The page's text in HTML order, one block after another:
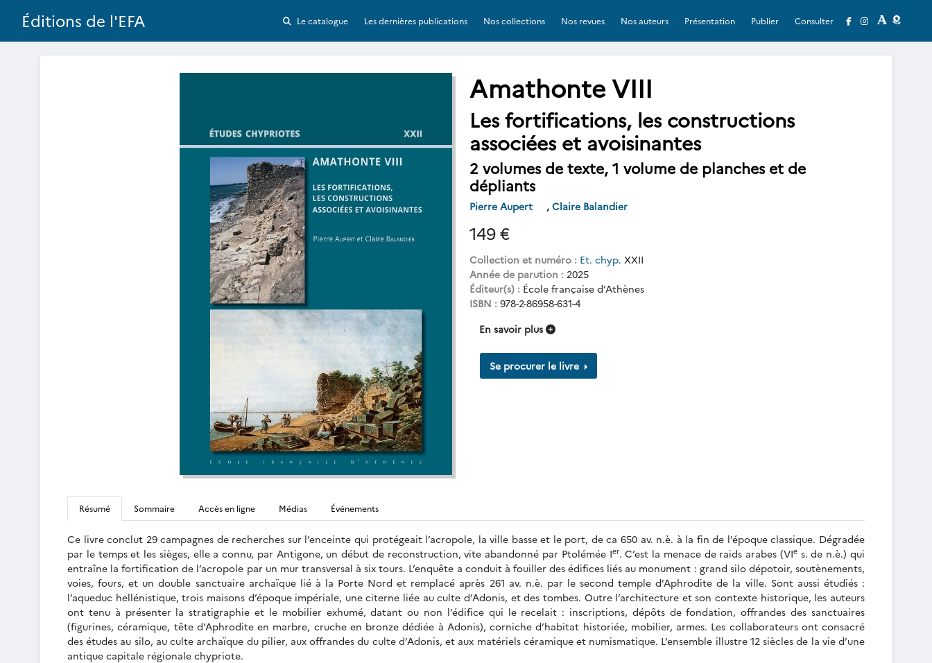
Éditions de l'EFA Le catalogue Les dernières publications Nos collections Nos revues Nos auteurs Présentation Publier Consulter
Amathonte VIII
Les fortifications, les constructions
associées et avoisinantes
2 volumes de texte, 1 volume de planches et de
dépliants
Pierre Aupert , Claire Balandier
149 €
Collection et numéro : Et. chyp. XXII
Année de parution : 2025
Éditeur(s) : École française d’Athènes
ISBN : 978-2-86958-631-4
En savoir plus
Se procurer le livre
Résumé Sommaire Accès en ligne Médias Événements
Ce livre conclut 29 campagnes de recherches sur l’enceinte qui protégeait l’acropole, la ville basse et le port, de ca 650 av. n.è. à la fin de l’époque classique. Dégradée
par le temps et les sièges, elle a connu, par Antigone, un début de reconstruction, vite abandonné par Ptolémée Ier. C’est la menace de raids arabes (VIes. de n.è.) qui
entraîne la fortification de l’acropole par un mur transversal à six tours. L’enquête a conduit à fouiller des édifices liés au monument : grand silo dépotoir, soutènements,
voies, fours, et un double sanctuaire archaïque lié à la Porte Nord et remplacé après 261 av. n.è. par le second temple d’Aphrodite de la ville. Sont aussi étudiés :
l’aqueduc hellénistique, trois maisons d’époque impériale, une citerne liée au culte d’Adonis, et des tombes. Outre l’architecture et son contexte historique, les auteurs
ont tenu à présenter la stratigraphie et le mobilier exhumé, datant ou non l’édifice qui le recelait : inscriptions, dépôts de fondation, offrandes des sanctuaires
(figurines, céramique, tête d’Aphrodite en marbre, cruche en bronze dédiée à Adonis), corniche d’habitat historiée, mobilier, armes. Les collaborateurs ont consacré
des études au silo, au culte archaïque du pilier, aux offrandes du culte d’Adonis, et aux matériels céramique et numismatique. L’ensemble illustre 12 siècles de la vie d’une
antique capitale régionale chypriote.